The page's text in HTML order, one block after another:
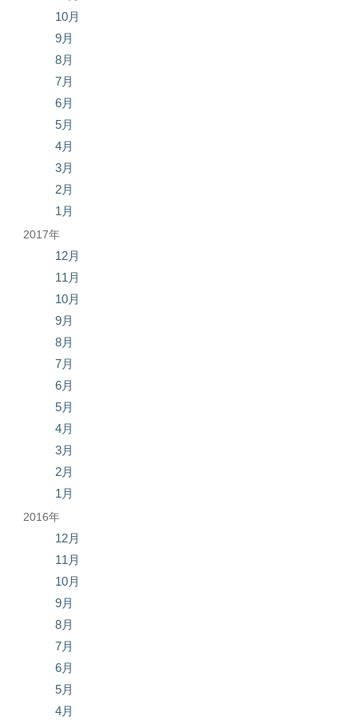
10月
9月
8月
7月
6月
5月
4月
3月
2月
1月
2017年
12月
11月
10月
9月
8月
7月
6月
5月
4月
3月
2月
1月
2016年
12月
11月
10月
9月
8月
7月
6月
5月
4月